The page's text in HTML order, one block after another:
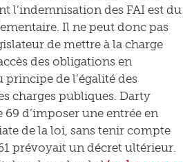
l’indemnisation des FAI est du
Il ne peut donc pas
de mettre à la charge
des obligations en
de l’égalité des
charges publiques. Darty
69 d’imposer une entrée en
de la loi, sans tenir compte
prévoyait un décret ultérieur.